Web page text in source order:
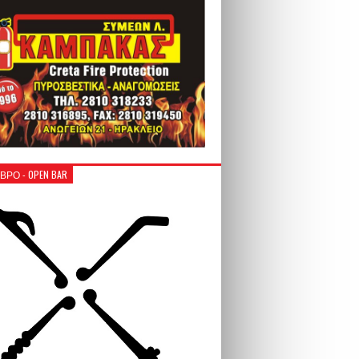
- OPEN BAR